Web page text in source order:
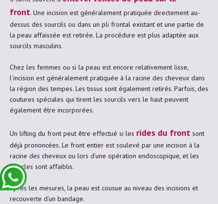
front. Une incision est généralement pratiquée directement au-
dessus des sourcils ou dans un pli frontal existant et une partie de
la peau affaissée est retirée. La procédure est plus adaptée aux
sourcils masculins.
Chez les femmes ou si la peau est encore relativement lisse,
l’incision est généralement pratiquée à la racine des cheveux dans
la région des tempes. Les tissus sont également retirés. Parfois, des
coutures spéciales qui tirent les sourcils vers le haut peuvent
également être incorporées.
Un lifting du front peut être effectué si les rides du front sont
déjà prononcées. Le front entier est soulevé par une incision à la
racine des cheveux ou lors d’une opération endoscopique, et les
muscles sont affaiblis.
Après les mesures, la peau est cousue au niveau des incisions et
recouverte d’un bandage.